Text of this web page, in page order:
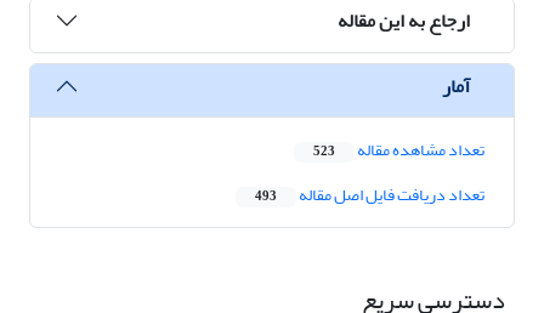
ارجاع به این مقاله
آمار
تعداد مشاهده مقاله 523
تعداد دریافت فایل اصل مقاله 493
دسترسی سریع